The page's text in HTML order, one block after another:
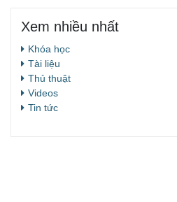
Xem nhiều nhất
Khóa học
Tài liệu
Thủ thuật
Videos
Tin tức